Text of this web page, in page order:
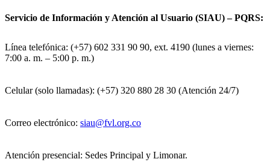
Servicio de Información y Atención al Usuario (SIAU) – PQRS:
Línea telefónica: (+57) 602 331 90 90, ext. 4190 (lunes a viernes:
7:00 a. m. – 5:00 p. m.)
Celular (solo llamadas): (+57) 320 880 28 30 (Atención 24/7)
Correo electrónico: siau@fvl.org.co
Atención presencial: Sedes Principal y Limonar.